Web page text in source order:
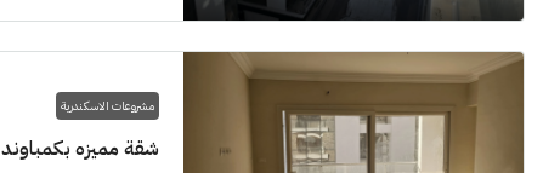
مشروعات الاسكندرية
شقة مميزه بكمباوند 129m Grand View smouha